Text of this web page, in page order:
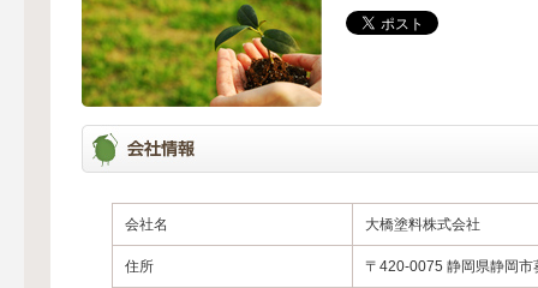
会社名 大橋塗料株式会社
住所 〒420-0075 静岡県静岡市